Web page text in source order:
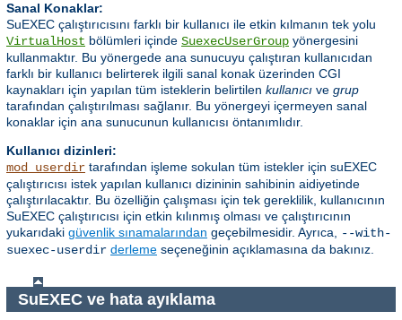
Sanal Konaklar:
SuEXEC çalıştırıcısını farklı bir kullanıcı ile etkin kılmanın tek yolu
VirtualHost bölümleri içinde SuexecUserGroup yönergesini
kullanmaktır. Bu yönergede ana sunucuyu çalıştıran kullanıcıdan
farklı bir kullanıcı belirterek ilgili sanal konak üzerinden CGI
kaynakları için yapılan tüm isteklerin belirtilen kullanıcı ve grup
tarafından çalıştırılması sağlanır. Bu yönergeyi içermeyen sanal
konaklar için ana sunucunun kullanıcısı öntanımlıdır.
Kullanıcı dizinleri:
mod_userdir tarafından işleme sokulan tüm istekler için suEXEC
çalıştırıcısı istek yapılan kullanıcı dizininin sahibinin aidiyetinde
çalıştırılacaktır. Bu özelliğin çalışması için tek gereklilik, kullanıcının
SuEXEC çalıştırıcısı için etkin kılınmış olması ve çalıştırıcının
yukarıdaki güvenlik sınamalarından geçebilmesidir. Ayrıca, --with-
suexec-userdir derleme seçeneğinin açıklamasına da bakınız.
SuEXEC ve hata ayıklama